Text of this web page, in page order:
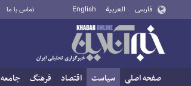
فارسی العربية English تماس با ما
صفحه اصلی سیاست اقتصاد فرهنگ جامعه